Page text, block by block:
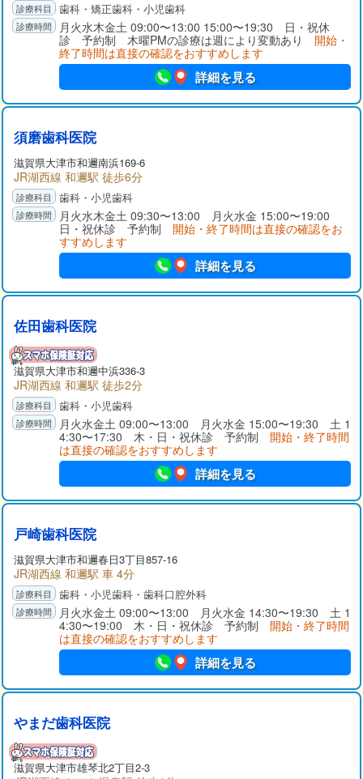
歯科・矯正歯科・小児歯科
月火水木金土 09:00〜13:00 15:00〜19:30 日・祝休
診 予約制 木曜PMの診療は週により変動あり 開始・
終了時間は直接の確認をおすすめします
詳細を見る
須磨歯科医院
滋賀県大津市和邇南浜169-6
JR湖西線 和邇駅 徒歩6分
歯科・小児歯科
月火水木金土 09:30〜13:00 月火水金 15:00〜19:00
日・祝休診 予約制 開始・終了時間は直接の確認をお
すすめします
詳細を見る
佐田歯科医院
滋賀県大津市和邇中浜336-3
JR湖西線 和邇駅 徒歩2分
歯科・小児歯科
月火水金土 09:00〜13:00 月火水金 15:00〜19:30 土 1
4:30〜17:30 木・日・祝休診 予約制 開始・終了時間
は直接の確認をおすすめします
詳細を見る
戸崎歯科医院
滋賀県大津市和邇春日3丁目857-16
JR湖西線 和邇駅 車 4分
歯科・小児歯科・歯科口腔外科
月火水金土 09:00〜13:00 月火水金 14:30〜19:30 土 1
4:30〜19:00 木・日・祝休診 予約制 開始・終了時間
は直接の確認をおすすめします
詳細を見る
やまだ歯科医院
滋賀県大津市雄琴北2丁目2-3